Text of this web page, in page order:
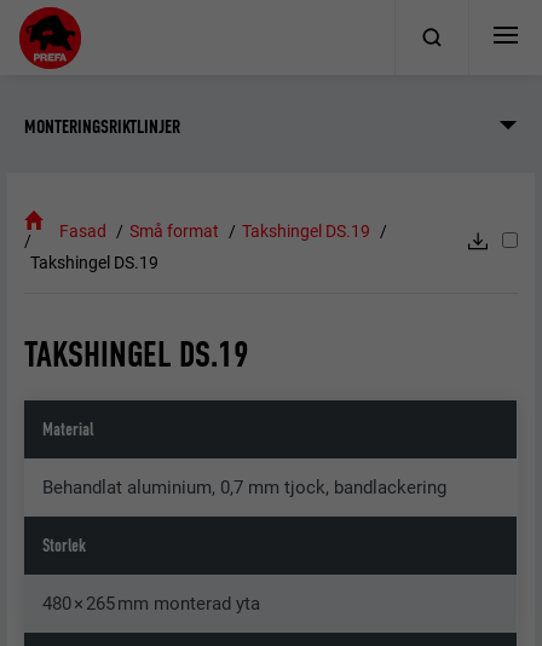
MONTERINGSRIKTLINJER
Fasad Små format
Takshingel DS.19
Takshingel DS.19
TAKSHINGEL DS.19
Material
Behandlat aluminium, 0,7 mm tjock, bandlackering
Storlek
480 × 265 mm monterad yta